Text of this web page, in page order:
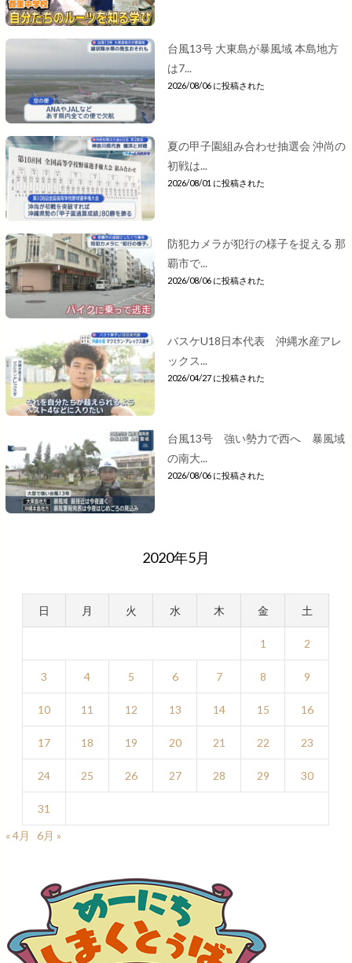
台風13号 大東島が暴風域 本島地方
は7...
2026/08/06 に投稿された
夏の甲子園組み合わせ抽選会 沖尚の
初戦は...
2026/08/01 に投稿された
防犯カメラが犯行の様子を捉える 那
覇市で...
2026/08/06 に投稿された
バスケU18日本代表 沖縄水産アレ
ックス...
2026/04/27 に投稿された
台風13号 強い勢力で西へ 暴風域
の南大...
2026/08/06 に投稿された
2020年5月
日 月 火 水 木 金 土
1 2
3 4 5 6 7 8 9
10 11 12 13 14 15 16
17 18 19 20 21 22 23
24 25 26 27 28 29 30
31
« 4月
6月 »